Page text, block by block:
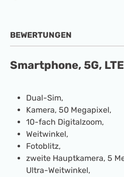
BEWERTUNGEN
Smartphone, 5G,
Dual-Sim,
Kamera, 50 Megapixel,
10-fach Digitalzoom,
Weitwinkel,
Fotoblitz,
zweite Hauptkamera, 5
Ultra-Weitwinkel,